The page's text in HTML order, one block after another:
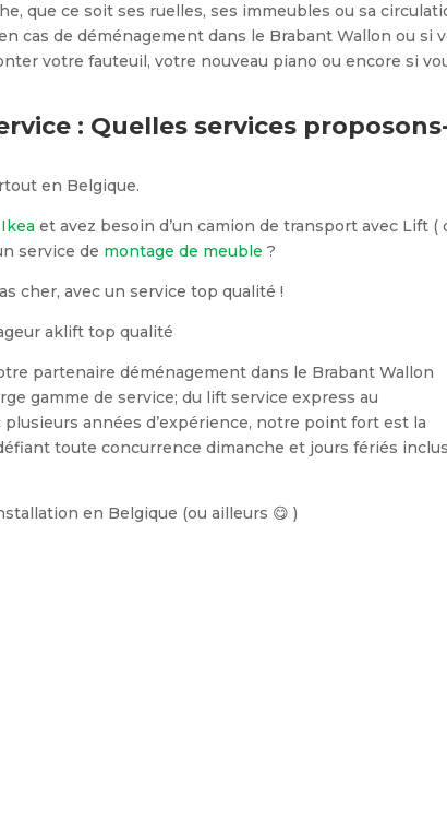
que ce soit ses ruelles, ses immeubles ou sa
cas de déménagement dans le Brabant Wallon ou si
votre fauteuil, votre nouveau piano ou encore si
: Quelles services
en Belgique.
Ikea et avez besoin d’un camion de transport avec Lift (
service de montage de meuble ?
cher, avec un service top qualité !
partenaire déménagement dans le Brabant Wallon
gamme de service; du lift service express au
années d’expérience, notre point fort est la
toute concurrence dimanche et jours fériés
en Belgique (ou ailleurs 😋 )